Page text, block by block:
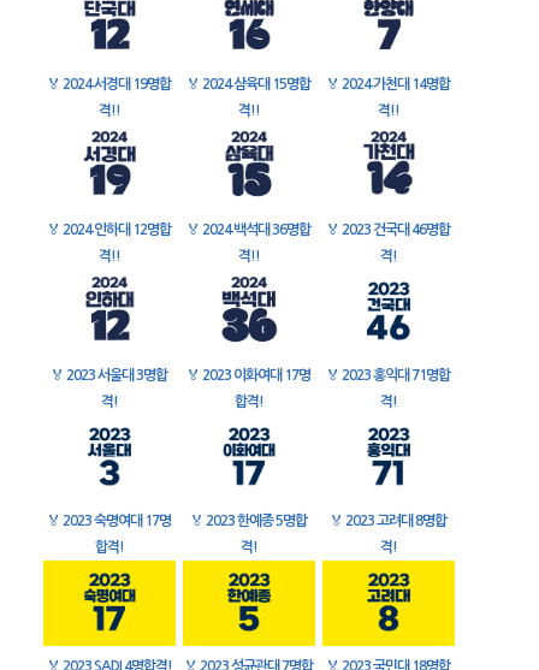
🏅 2024 서경대 19명합
격!!
🏅 2024 삼육대 15명합
격!!
🏅 2024 가천대 14명합
격!!
🏅 2024 인하대 12명합
격!!
🏅 2024 백석대 36명합
격!!
🏅 2023 건국대 46명합
격!
🏅 2023 서울대 3명합
격!
🏅 2023 이화여대 17명
합격!
🏅 2023 홍익대 71명합
격!
🏅 2023 숙명여대 17명
합격!
🏅 2023 한예종 5명합
격!
🏅 2023 고려대 8명합
격!
🏅 2023 SADI 4명합격! 🏅 2023 성균관대 7명합
🏅 2023 국민대 18명합